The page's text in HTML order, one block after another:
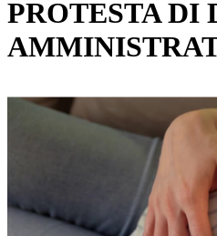
PROTESTA DI